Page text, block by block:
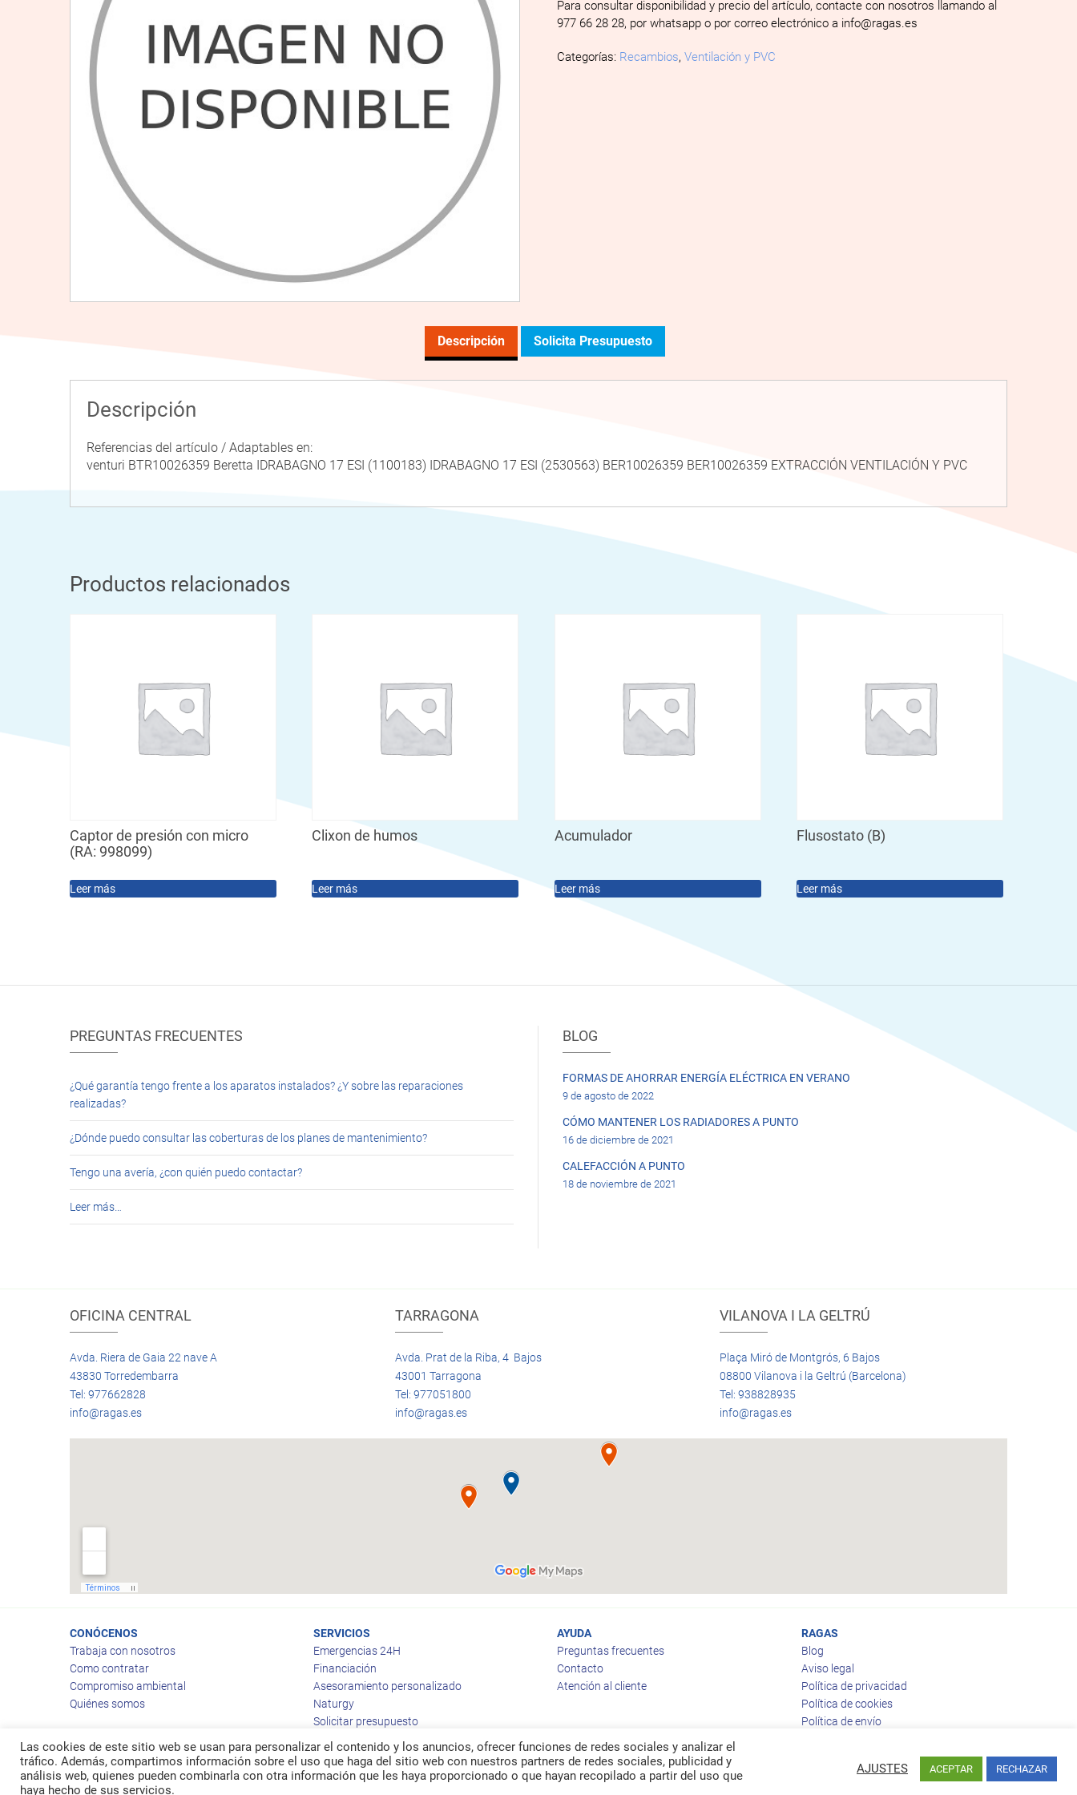
Para consultar disponibilidad y precio del artículo, contacte con nosotros llamando al
977 66 28 28, por whatsapp o por correo electrónico a info@ragas.es
Categorías: Recambios,Ventilación y PVC
Descripción Solicita Presupuesto
Descripción
Referencias del artículo / Adaptables en:
venturi BTR10026359 Beretta IDRABAGNO 17 ESI (1100183) IDRABAGNO 17 ESI (2530563) BER10026359 BER10026359 EXTRACCIÓN VENTILACIÓN Y PVC
Productos relacionados
Captor de presión con micro
(RA: 998099)
Leer más
Clixon de humos
Leer más
Acumulador
Leer más
Flusostato (B)
Leer más
PREGUNTAS FRECUENTES
¿Qué garantía tengo frente a los aparatos instalados? ¿Y sobre las reparaciones
realizadas?
¿Dónde puedo consultar las coberturas de los planes de mantenimiento?
Tengo una avería, ¿con quién puedo contactar?
Leer más…
BLOG
FORMAS DE AHORRAR ENERGÍA ELÉCTRICA EN VERANO
9 de agosto de 2022
CÓMO MANTENER LOS RADIADORES A PUNTO
16 de diciembre de 2021
CALEFACCIÓN A PUNTO
18 de noviembre de 2021
OFICINA CENTRAL
Avda. Riera de Gaia 22 nave A
43830 Torredembarra
Tel: 977662828
info@ragas.es
TARRAGONA
Avda. Prat de la Riba, 4 Bajos
43001 Tarragona
Tel: 977051800
info@ragas.es
VILANOVA I LA GELTRÚ
Plaça Miró de Montgrós, 6 Bajos
08800 Vilanova i la Geltrú (Barcelona)
Tel: 938828935
info@ragas.es
CONÓCENOS
Trabaja con nosotros
Como contratar
Compromiso ambiental
Quiénes somos
SERVICIOS
Emergencias 24H
Financiación
Asesoramiento personalizado
Naturgy
Solicitar presupuesto
AYUDA
Preguntas frecuentes
Contacto
Atención al cliente
RAGAS
Blog
Aviso legal
Política de privacidad
Política de cookies
Política de envío
© 2026Ragas
Las cookies de este sitio web se usan para personalizar el contenido y los anuncios, ofrecer funciones de redes sociales y analizar el
tráfico. Además, compartimos información sobre el uso que haga del sitio web con nuestros partners de redes sociales, publicidad y
análisis web, quienes pueden combinarla con otra información que les haya proporcionado o que hayan recopilado a partir del uso que
haya hecho de sus servicios.
AJUSTES ACEPTAR RECHAZAR